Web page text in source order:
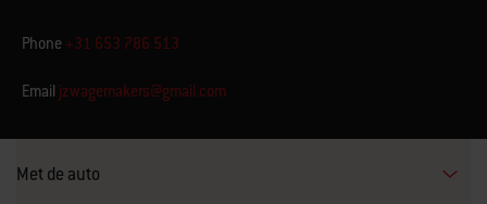
Phone +31 653 786 513
Email jzwagemakers@gmail.com
Met de auto